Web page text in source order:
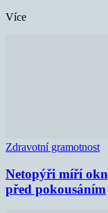
Více
Zdravotní gramotnost
Netopýři míří
před pokousáním